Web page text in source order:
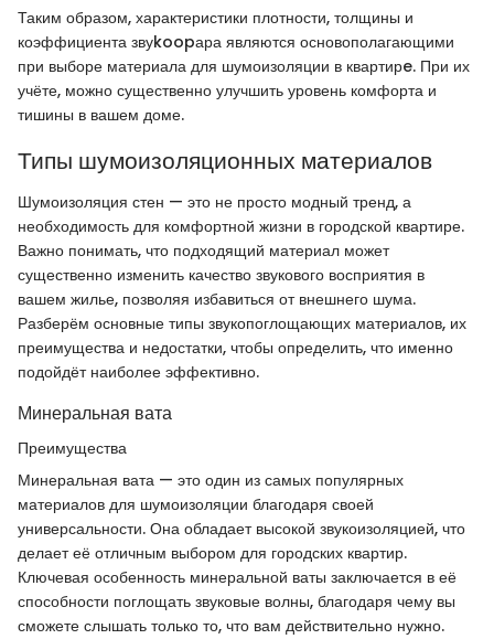
Таким образом, характеристики плотности, толщины и
коэффициента звуkoopара являются основополагающими
при выборе материала для шумоизоляции в квартирe. При их
учёте, можно существенно улучшить уровень комфорта и
тишины в вашем доме.
Типы шумоизоляционных материалов
Шумоизоляция стен — это не просто модный тренд, а
необходимость для комфортной жизни в городской квартире.
Важно понимать, что подходящий материал может
существенно изменить качество звукового восприятия в
вашем жилье, позволяя избавиться от внешнего шума.
Разберём основные типы звукопоглощающих материалов, их
преимущества и недостатки, чтобы определить, что именно
подойдёт наиболее эффективно.
Минеральная вата
Преимущества
Минеральная вата — это один из самых популярных
материалов для шумоизоляции благодаря своей
универсальности. Она обладает высокой звукоизоляцией, что
делает её отличным выбором для городских квартир.
Ключевая особенность минеральной ваты заключается в её
способности поглощать звуковые волны, благодаря чему вы
сможете слышать только то, что вам действительно нужно.